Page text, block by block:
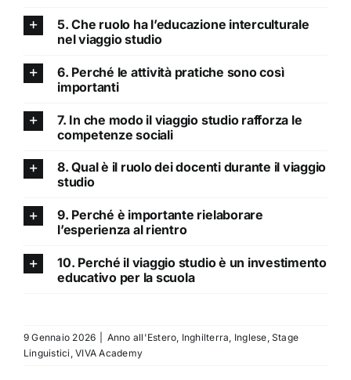
5. Che ruolo ha l’educazione interculturale
nel viaggio studio
6. Perché le attività pratiche sono così
importanti
7. In che modo il viaggio studio rafforza le
competenze sociali
8. Qual è il ruolo dei docenti durante il viaggio
studio
9. Perché è importante rielaborare
l’esperienza al rientro
10. Perché il viaggio studio è un investimento
educativo per la scuola
9 Gennaio 2026 Anno all'Estero, Inghilterra, Inglese,Stage
Linguistici ,VIVA Academy